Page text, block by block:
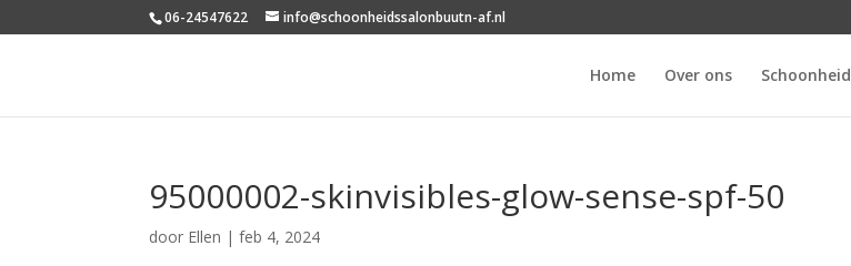
06-24547622 info@schoonheidssalonbuutn-af.nl
Home Over ons Schoonheid
95000002-skinvisibles-glow-sense-spf-50
door Ellen |feb 4, 2024